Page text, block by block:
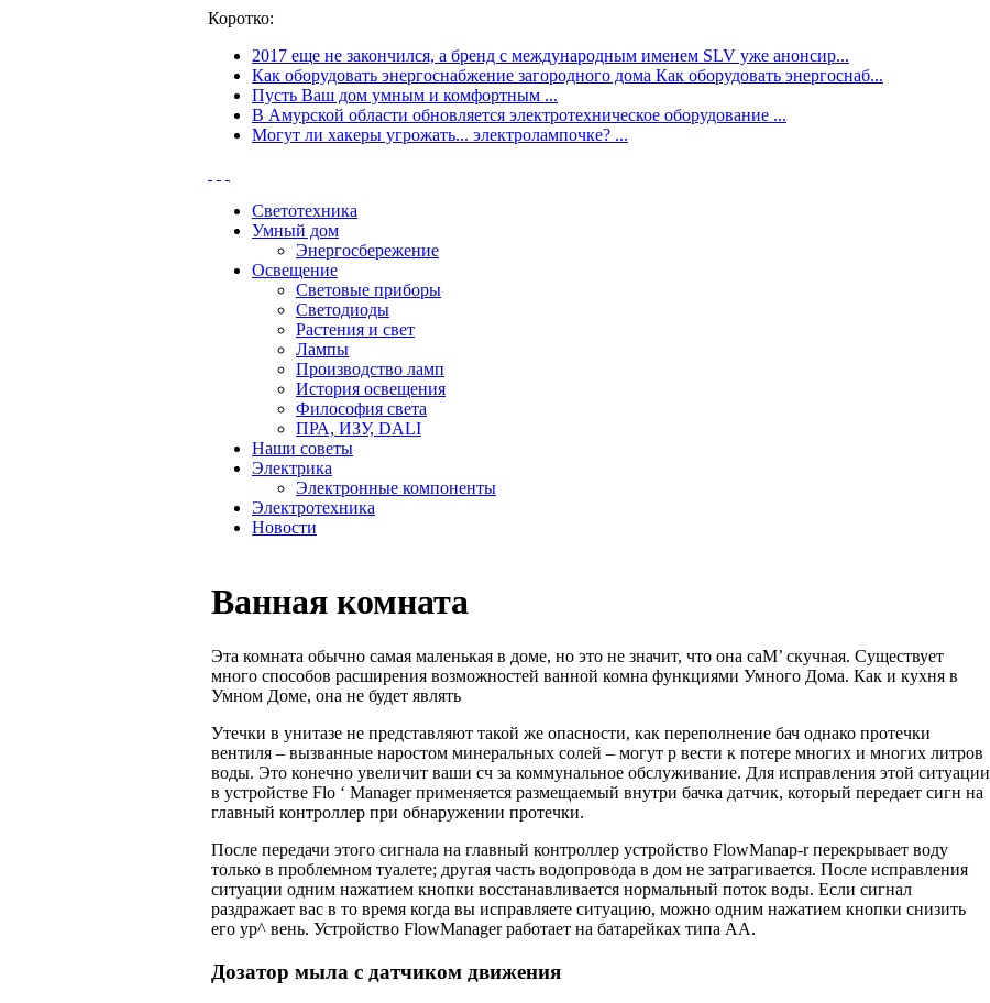
Коротко:
2017 еще не закончился, а бренд с международным именем SLV уже анонсир...
Как оборудовать энергоснабжение загородного дома Как оборудовать энергоснаб...
Пусть Ваш дом умным и комфортным ...
В Амурской области обновляется электротехническое оборудование ...
Могут ли хакеры угрожать... электролампочке? ...
Светотехника
Умный дом
Энергосбережение
Освещение
Световые приборы
Светодиоды
Растения и свет
Лампы
Производство ламп
История освещения
Философия света
ПРА, ИЗУ, DALI
Наши советы
Электрика
Электронные компоненты
Электротехника
Новости
Ванная комната
Эта комната обычно самая маленькая в доме, но это не значит, что она саМ’ скучная. Существует
много способов расширения возможностей ванной комна функциями Умного Дома. Как и кухня в
Умном Доме, она не будет являть
Утечки в унитазе не представляют такой же опасности, как переполнение бач однако протечки
вентиля – вызванные наростом минеральных солей – могут р вести к потере многих и многих литров
воды. Это конечно увеличит ваши сч за коммунальное обслуживание. Для исправления этой ситуации
в устройстве Flo ‘ Manager применяется размещаемый внутри бачка датчик, который передает сигн на
главный контроллер при обнаружении протечки.
После передачи этого сигнала на главный контроллер устройство FlowManap-r перекрывает воду
только в проблемном туалете; другая часть водопровода в дом не затрагивается. После исправления
ситуации одним нажатием кнопки восста­навливается нормальный поток воды. Если сигнал
раздражает вас в то время когда вы исправляете ситуацию, можно одним нажатием кнопки снизить
его yp^ вень. Устройство FlowManager работает на батарейках типа АА.
Дозатор мыла с датчиком движения